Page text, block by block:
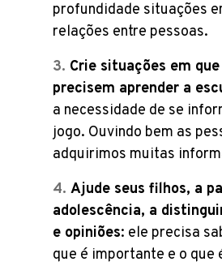
profundidade situações
relações entre pessoas.
Crie situações em
precisem aprender a
a necessidade de se
jogo. Ouvindo bem as
adquirimos muitas
Ajude seus filhos, a
adolescência, a
e opiniões: ele precisa
que é importante e o que